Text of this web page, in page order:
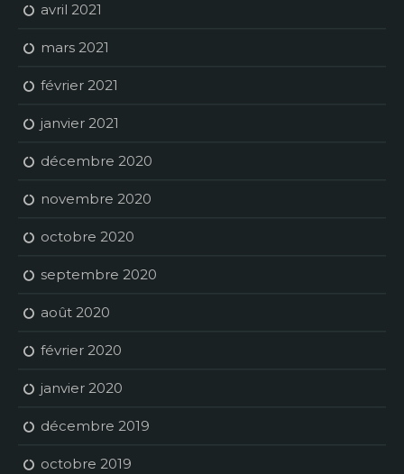
avril 2021
mars 2021
février 2021
janvier 2021
décembre 2020
novembre 2020
octobre 2020
septembre 2020
août 2020
février 2020
janvier 2020
décembre 2019
octobre 2019